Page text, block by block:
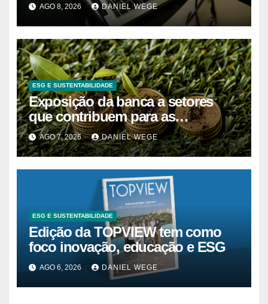
AGO 8, 2026 DANIEL WEGE
ESG E SUSTENTABILIDADE
Exposição da banca a setores
que contribuem para as
alterações climáticas mantém-se
nos 62%
AGO 7, 2026 DANIEL WEGE
ESG E SUSTENTABILIDADE
Edição da TOPVIEW tem como
foco inovação, educação e ESG
AGO 6, 2026 DANIEL WEGE